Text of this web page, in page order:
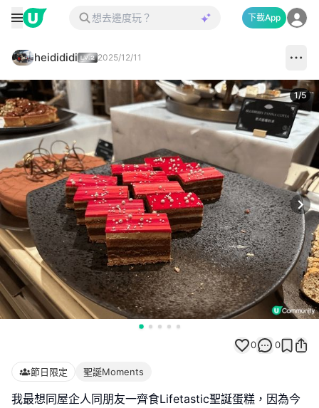
下載App
heidididi 2025/12/11
1/5
0 0
節日限定 聖誕Moments
我最想同屋企人同朋友一齊食Lifetastic聖誕蛋糕，因為今